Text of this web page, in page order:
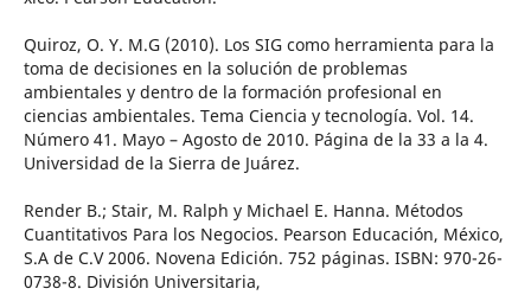
Quiroz, O. Y. M.G (2010). Los SIG como herramienta para la
toma de decisiones en la solución de problemas
ambientales y dentro de la formación profesional en
ciencias ambientales. Tema Ciencia y tecnología. Vol. 14.
Número 41. Mayo – Agosto de 2010. Página de la 33 a la 4.
Universidad de la Sierra de Juárez.
Render B.; Stair, M. Ralph y Michael E. Hanna. Métodos
Cuantitativos Para los Negocios. Pearson Educación, México,
S.A de C.V 2006. Novena Edición. 752 páginas. ISBN: 970-26-
0738-8. División Universitaria,